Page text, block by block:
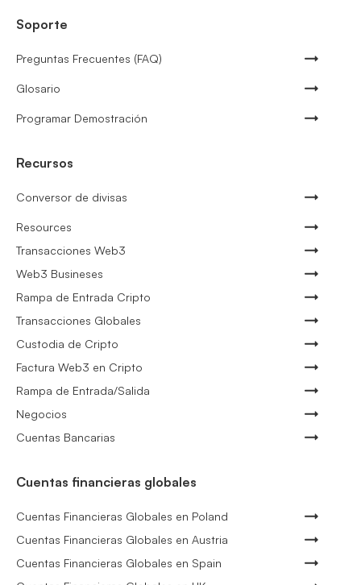
Soporte
Preguntas Frecuentes (FAQ)
Glosario
Programar Demostración
Recursos
Conversor de divisas
Resources
Transacciones Web3
Web3 Busineses
Rampa de Entrada Cripto
Transacciones Globales
Custodia de Cripto
Factura Web3 en Cripto
Rampa de Entrada/Salida
Negocios
Cuentas Bancarias
Cuentas financieras globales
Cuentas Financieras Globales en Poland
Cuentas Financieras Globales en Austria
Cuentas Financieras Globales en Spain